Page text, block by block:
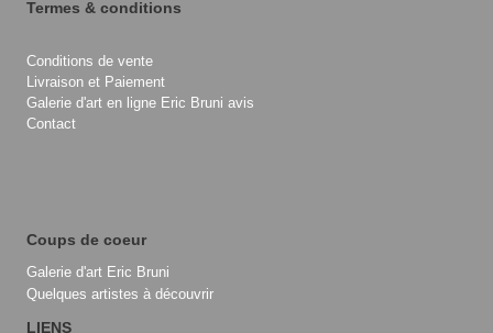
Termes & conditions
Conditions de vente
Livraison et Paiement
Galerie d'art en ligne Eric Bruni avis
Contact
Coups de coeur
Galerie d'art Eric Bruni
Quelques artistes à découvrir
LIENS